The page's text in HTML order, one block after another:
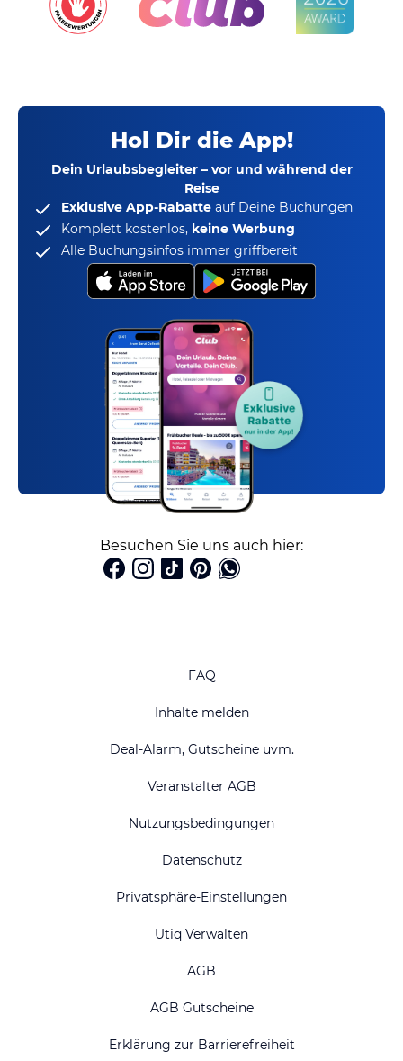
Hol Dir die App!
Dein Urlaubsbegleiter – vor und während der
Reise
Exklusive App-Rabatte auf Deine Buchungen
Komplett kostenlos, keine Werbung
Alle Buchungsinfos immer griffbereit
Besuchen Sie uns auch hier:
FAQ
Inhalte melden
Deal-Alarm, Gutscheine uvm.
Veranstalter AGB
Nutzungsbedingungen
Datenschutz
Privatsphäre-Einstellungen
Utiq Verwalten
AGB
AGB Gutscheine
Erklärung zur Barrierefreiheit